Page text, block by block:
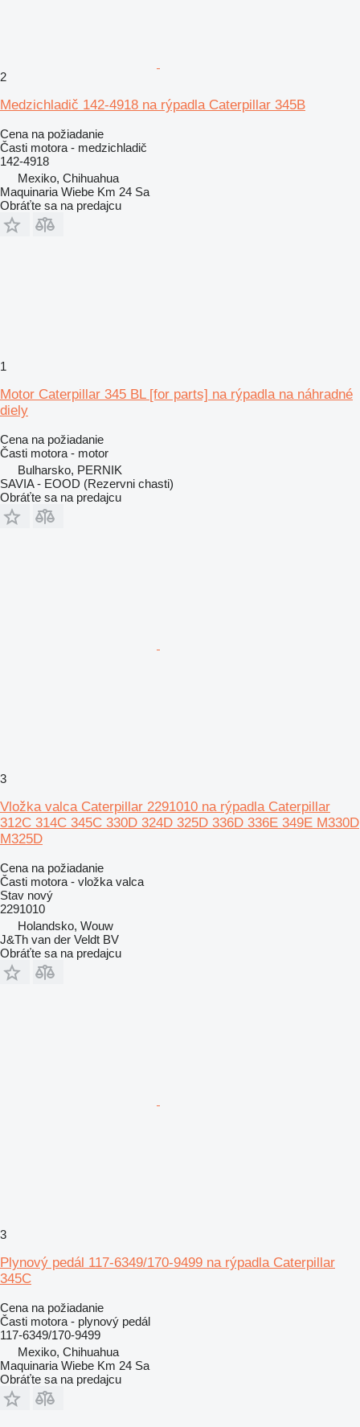
2
Medzichladič 142-4918 na rýpadla Caterpillar 345B
Cena na požiadanie
Časti motora - medzichladič
142-4918
Mexiko, Chihuahua
Maquinaria Wiebe Km 24 Sa
Obráťte sa na predajcu
1
Motor Caterpillar 345 BL [for parts] na rýpadla na náhradné
diely
Cena na požiadanie
Časti motora - motor
Bulharsko, PERNIK
SAVIA - EOOD (Rezervni chasti)
Obráťte sa na predajcu
3
Vložka valca Caterpillar 2291010 na rýpadla Caterpillar
312C 314C 345C 330D 324D 325D 336D 336E 349E M330D
M325D
Cena na požiadanie
Časti motora - vložka valca
Stav nový
2291010
Holandsko, Wouw
J&Th van der Veldt BV
Obráťte sa na predajcu
3
Plynový pedál 117-6349/170-9499 na rýpadla Caterpillar
345C
Cena na požiadanie
Časti motora - plynový pedál
117-6349/170-9499
Mexiko, Chihuahua
Maquinaria Wiebe Km 24 Sa
Obráťte sa na predajcu